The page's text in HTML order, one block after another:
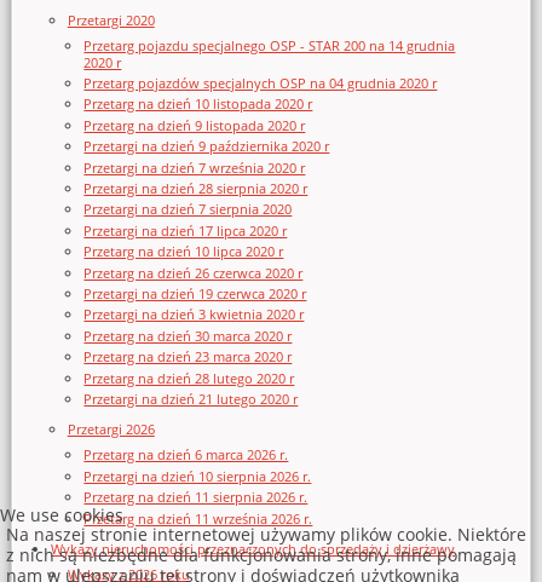
Przetargi 2020
Przetarg pojazdu specjalnego OSP - STAR 200 na 14 grudnia
2020 r
Przetarg pojazdów specjalnych OSP na 04 grudnia 2020 r
Przetarg na dzień 10 listopada 2020 r
Przetarg na dzień 9 listopada 2020 r
Przetargi na dzień 9 października 2020 r
Przetargi na dzień 7 września 2020 r
Przetargi na dzień 28 sierpnia 2020 r
Przetargi na dzień 7 sierpnia 2020
Przetargi na dzień 17 lipca 2020 r
Przetarg na dzień 10 lipca 2020 r
Przetarg na dzień 26 czerwca 2020 r
Przetargi na dzień 19 czerwca 2020 r
Przetargi na dzień 3 kwietnia 2020 r
Przetarg na dzień 30 marca 2020 r
Przetarg na dzień 23 marca 2020 r
Przetarg na dzień 28 lutego 2020 r
Przetargi na dzień 21 lutego 2020 r
Przetargi 2026
Przetarg na dzień 6 marca 2026 r.
Przetargi na dzień 10 sierpnia 2026 r.
Przetarg na dzień 11 sierpnia 2026 r.
Przetarg na dzień 11 września 2026 r.
Wykazy nieruchomości przeznaczonych do sprzedaży i dzierżawy
Wykazy z 2026 roku
We use cookies
Na naszej stronie internetowej używamy plików cookie. Niektóre
z nich są niezbędne dla funkcjonowania strony, inne pomagają
nam w ulepszaniu tej strony i doświadczeń użytkownika